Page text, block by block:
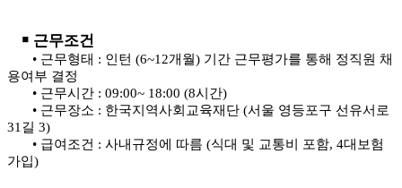
￭ 근무조건
• 근무형태 : 인턴 (6~12개월) 기간 근무평가를 통해 정직원 채
용여부 결정
• 근무시간 : 09:00~ 18:00 (8시간)
• 근무장소 : 한국지역사회교육재단 (서울 영등포구 선유서로
31 길 3)
• 급여조건 : 사내규정에 따름 (식대 및 교통비 포함, 4대보험
가입)